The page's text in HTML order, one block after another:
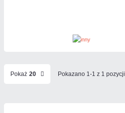
Pokaż 20 Pokazano 1-1 z 1 pozycji